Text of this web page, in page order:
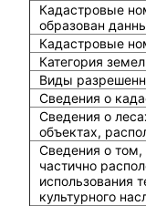
Кадастровые
образован
Кадастровые
Категория
Виды
Сведения о
Cведения о
объектах,
Сведения о том,
частично
использования
культурного